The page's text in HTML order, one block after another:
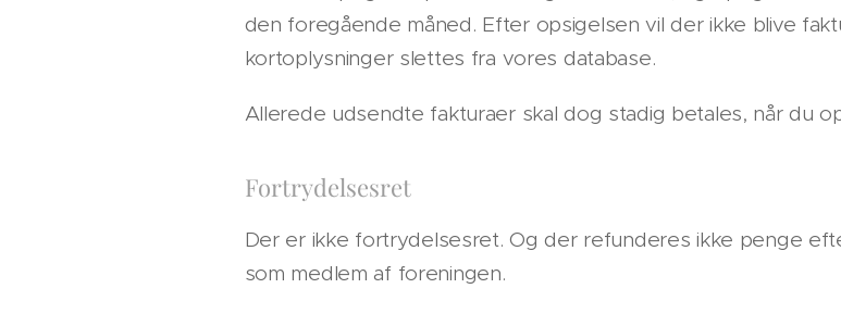
den foregående måned. Efter opsigelsen vil der ikke blive
kortoplysninger slettes fra vores database.
Allerede udsendte fakturaer skal dog stadig betales, når du
Fortrydelsesret
Der er ikke fortrydelsesret. Og der refunderes ikke penge
som medlem af foreningen.